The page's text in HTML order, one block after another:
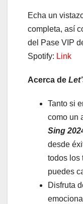
Echa un
completa, así
del Pase VIP
Spotify: Link
Acerca de
Tanto si
como un
Sing
desde
todos los
puedes
Disfruta